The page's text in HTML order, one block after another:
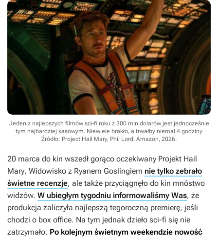
Jeden z najlepszych filmów sci-fi roku z 300 mln dolarów jest jednocześnie
tym najbardziej kasowym. Niewiele brakło, a trwałby niemal 4 godziny
Źródło: Project Hail Mary, Phil Lord, Amazon, 2026.
20 marca do kin wszedł gorąco oczekiwany Projekt Hail
Mary. Widowisko z Ryanem Goslingiem nie tylko zebrało
świetne recenzje, ale także przyciągnęło do kin mnóstwo
widzów. W ubiegłym tygodniu informowaliśmy Was, że
produkcja zaliczyła najlepszą tegoroczną premierę, jeśli
chodzi o box office. Na tym jednak dzieło sci-fi się nie
zatrzymało. Po kolejnym świetnym weekendzie nowość